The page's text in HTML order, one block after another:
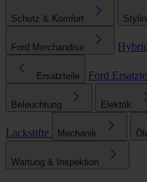
Schutz & Komfort
Ford Merchandise
Ersatzteile Ford
Beleuchtung Elektrik
Lackstifte Mechanik
Wartung & Inspektion